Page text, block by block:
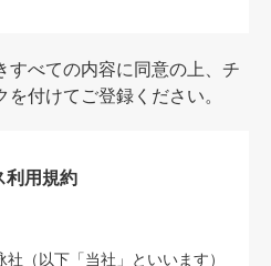
すべての内容に同意の上、チ
付けてご登録ください。
利用規約
（以下「当社」といいます）